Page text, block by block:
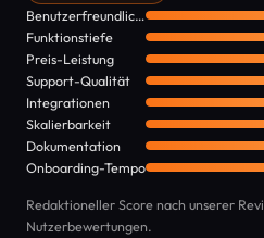
Benutzerfreundlichkeit
Funktionstiefe
Preis-Leistung
Support-Qualität
Integrationen
Skalierbarkeit
Dokumentation
Onboarding-Tempo
Redaktioneller Score nach unserer
Nutzerbewertungen.